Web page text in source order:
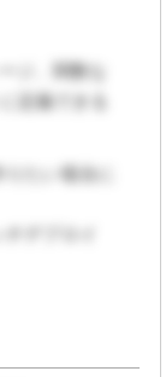
ジ、関数な
定義できる
たい場合に
デプロイ